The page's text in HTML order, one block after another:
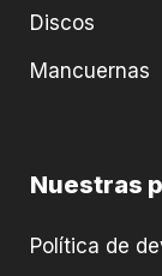
Discos
Mancuernas
Nuestras
Política de